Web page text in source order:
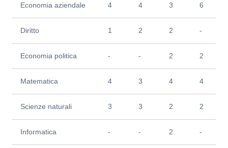
Economia aziendale 4 4 3 6
Diritto 1 2 2 -
Economia politica - - 2 2
Matematica 4 3 4 4
Scienze naturali 3 3 2 2
Informatica - - 2 -